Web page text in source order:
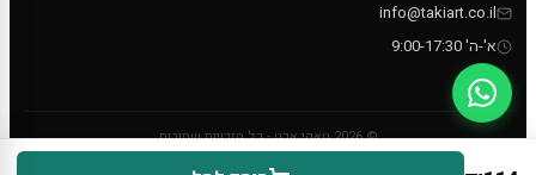
info@takiart.co.il
א'-ה' 9:00-17:30
© 2026 טאקי ארט - כל הזכויות שמורות